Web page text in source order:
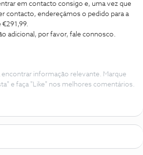
em contacto consigo e, uma vez que
contacto, endereçámos o pedido para a
adicional, por favor, fale connosco.
encontrar informação relevante. Marque
e faça "Like" nos melhores comentários.